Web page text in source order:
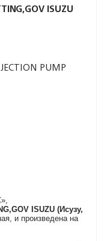
ISUZU
PUMP
ISUZU (Исузу,
и произведена на